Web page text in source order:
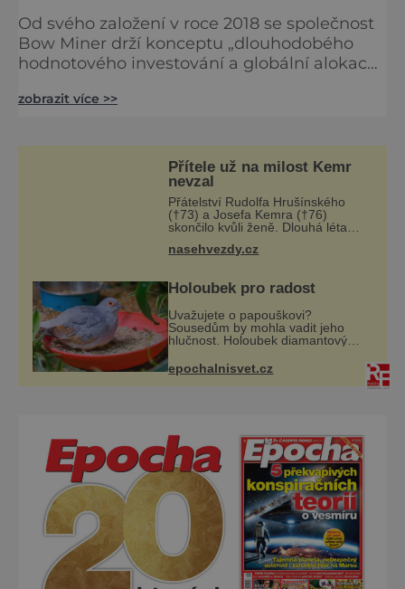
Od svého založení v roce 2018 se společnost
Bow Miner drží konceptu „dlouhodobého
hodnotového investování a globální alokace
energie a dnes je průmyslovým etalonem
Sdružujeme přední světové technologické
týmy a vizionářské investory a jsme
odhodláni poskytovat každému uživateli
zobrazit více >>
Přítele už na milost Kemr
nevzal
Přátelství Rudolfa Hrušínského
(†73) a Josefa Kemra (†76)
skončilo kvůli ženě. Dlouhá léta
pražského Národního divadla –
nasehvezdy.cz
Holoubek pro radost
Uvažujete o papouškovi?
Sousedům by mohla vadit jeho
hlučnost. Holoubek diamantový
pípáním, je roztomilý a hodí se i
pro chovatele začátečníky. Jedná
epochalnisvet.cz